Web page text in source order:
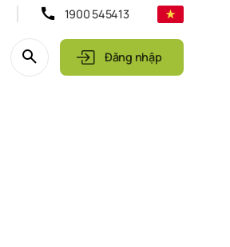
1900 545413
Đăng nhập